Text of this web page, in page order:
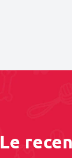
Le